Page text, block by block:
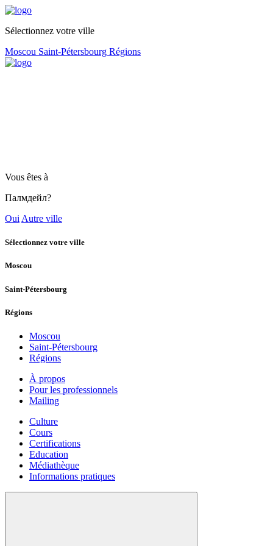
Sélectionnez votre ville
Moscou Saint-Pétersbourg Régions
Vous êtes à
Палмдейл?
Oui Autre ville
Sélectionnez votre ville
Moscou
Saint-Pétersbourg
Régions
Moscou
Saint-Pétersbourg
Régions
À propos
Pour les professionnels
Mailing
Culture
Cours
Certifications
Education
Médiathèque
Informations pratiques